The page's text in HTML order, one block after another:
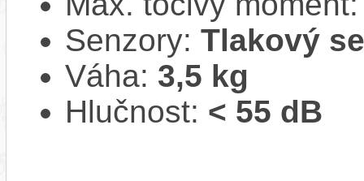
Senzory: Tlakový
Váha: 3,5 kg
Hlučnost: < 55 dB